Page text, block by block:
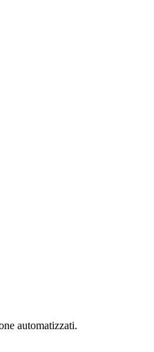
automatizzati.